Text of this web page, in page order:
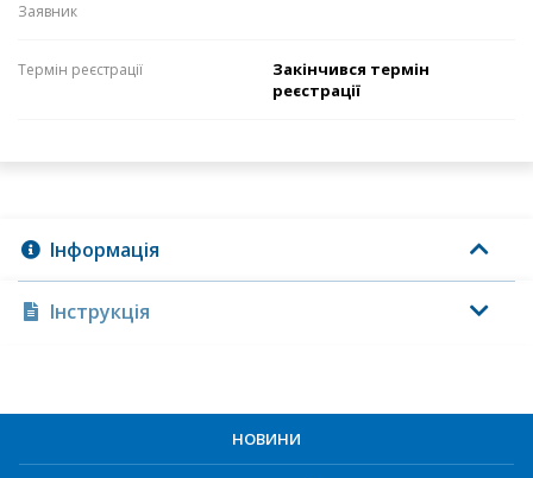
Заявник
Термін реєстрації
Закінчився термін
реєстрації
Інформація
Інструкція
НОВИНИ